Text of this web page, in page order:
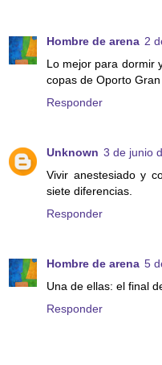
Hombre de arena 2
Lo mejor para dormir
copas de Oporto
Responder
Unknown 3 de junio
Vivir anestesiado y
siete diferencias.
Responder
Hombre de arena 5
Una de ellas: el final
Responder